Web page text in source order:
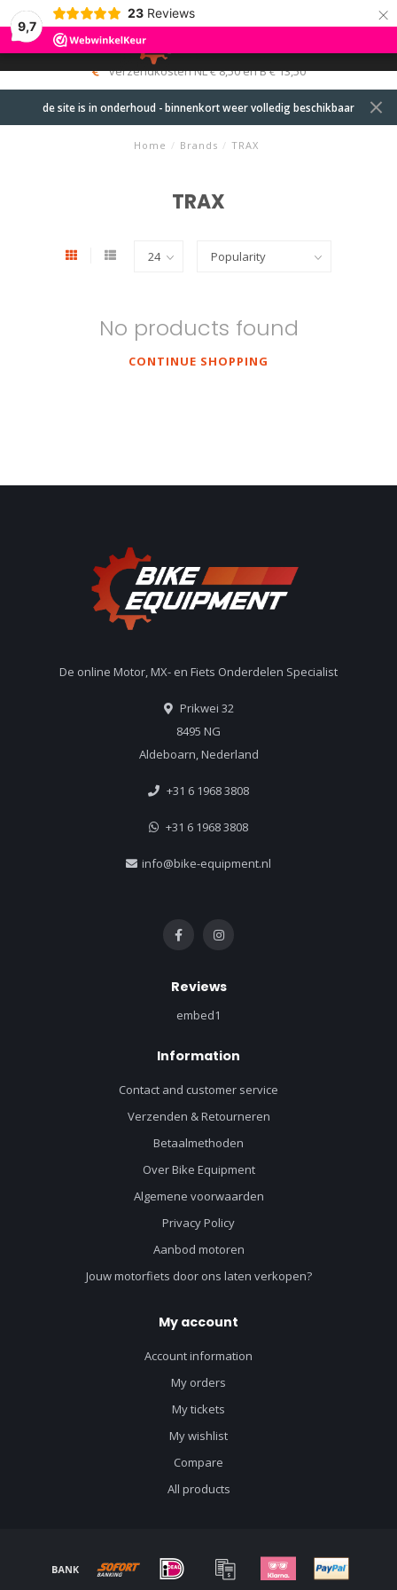
9,7
23 Reviews ×
MENU
0
verzendkosten NL € 8,50 en B € 13,50
de site is in onderhoud - binnenkort weer volledig beschikbaar
Home / Brands / TRAX
TRAX
No products found
CONTINUE SHOPPING
De online Motor, MX- en Fiets Onderdelen Specialist
Prikwei 32
8495 NG
Aldeboarn, Nederland
+31 6 1968 3808
+31 6 1968 3808
info@bike-equipment.nl
Reviews
embed1
Information
Contact and customer service
Verzenden & Retourneren
Betaalmethoden
Over Bike Equipment
Algemene voorwaarden
Privacy Policy
Aanbod motoren
Jouw motorfiets door ons laten verkopen?
My account
Account information
My orders
My tickets
My wishlist
Compare
All products